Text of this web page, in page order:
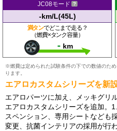
JC08モード
-km/L(45L)
満タンでどこまで走る？
（燃費×タンク容量）
- km
※燃費は定められた試験条件の下での数値のた
ります。
エアロカスタムシリーズを新
エアロパーツに加え、メッキグリ
エアロカスタムシリーズを追加。
スペンション、専用シートなども
変更、抗菌インテリアの採用が行